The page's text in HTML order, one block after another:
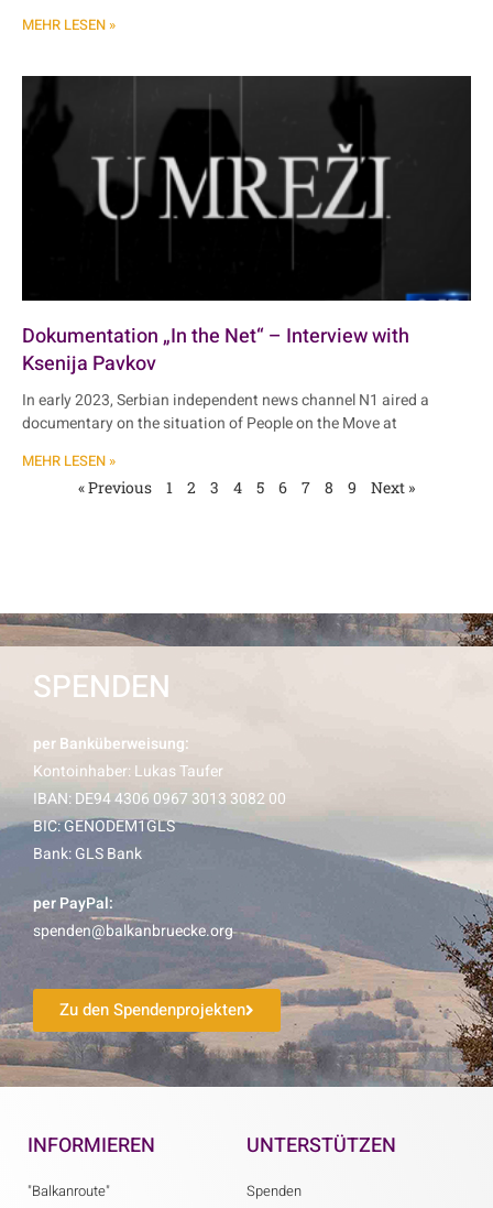
MEHR LESEN »
Dokumentation „In the Net“ – Interview with
Ksenija Pavkov
In early 2023, Serbian independent news channel N1 aired a
documentary on the situation of People on the Move at
MEHR LESEN »
« Previous
1 2 3 4 5 6 7 8 9 Next »
SPENDEN
per Banküberweisung:
Kontoinhaber: Lukas Taufer
IBAN: DE94 4306 0967 3013 3082 00
BIC: GENODEM1GLS
Bank: GLS Bank
per PayPal:
spenden@balkanbruecke.org
Zu den Spendenprojekten
INFORMIEREN
"Balkanroute"
UNTERSTÜTZEN
Spenden